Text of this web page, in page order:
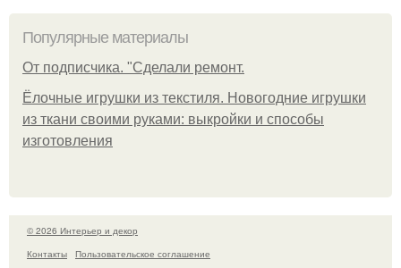
Популярные материалы
От подписчика. "Сделали ремонт.
Ёлочные игрушки из текстиля. Новогодние игрушки
из ткани своими руками: выкройки и способы
изготовления
© 2026 Интерьер и декор
Контакты
Пользовательское соглашение